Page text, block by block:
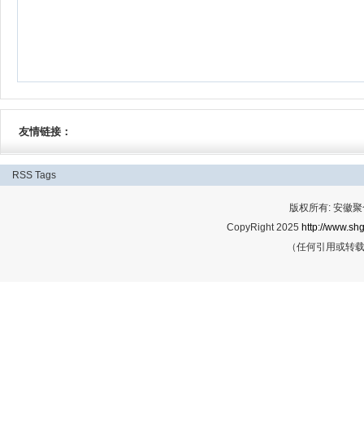
友情链接：
RSS Tags
版权所有: 安徽
CopyRight 2025 http://
（任何引用或转